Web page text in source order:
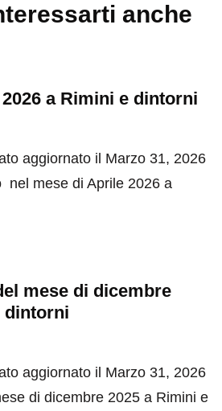
anche
a Rimini e dintorni
aggiornato il Marzo 31, 2026
nel mese di Aprile 2026 a
mese di dicembre
dintorni
aggiornato il Marzo 31, 2026
di dicembre 2025 a Rimini e